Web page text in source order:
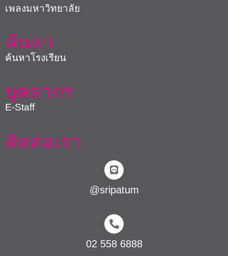
เพลงมหาวิทยาลัย
ค้นหา
ค้นหาโรงเรียน
บุคลากร
E-Staff
ติดต่อเรา
@sripatum
02 558 6888